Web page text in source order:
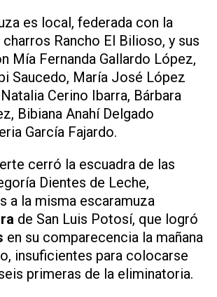
es local, federada con la
Rancho El Bilioso, y sus
Mía Fernanda Gallardo López,
Saucedo, María José López
Cerino Ibarra, Bárbara
Bibiana Anahí Delgado
García Fajardo.
cerró la escuadra de las
Dientes de Leche,
a la misma escaramuza
de San Luis Potosí, que logró
en su comparecencia la mañana
insuficientes para colocarse
primeras de la eliminatoria.